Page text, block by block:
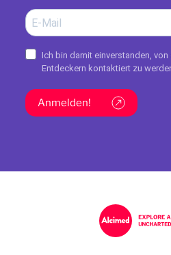
Ich bin damit einverstanden,
Entdeckern kontaktiert zu
Anmelden!